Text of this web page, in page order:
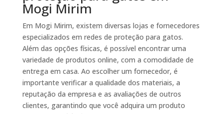
Mogi Mirim
Em Mogi Mirim, existem diversas lojas e fornecedores
especializados em redes de proteção para gatos.
Além das opções físicas, é possível encontrar uma
variedade de produtos online, com a comodidade de
entrega em casa. Ao escolher um fornecedor, é
importante verificar a qualidade dos materiais, a
reputação da empresa e as avaliações de outros
clientes, garantindo que você adquira um produto